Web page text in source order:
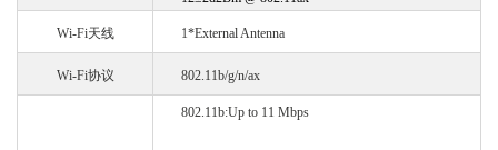
Wi-Fi天线 1*External Antenna
Wi-Fi协议 802.11b/g/n/ax
802.11b:Up to 11 Mbps